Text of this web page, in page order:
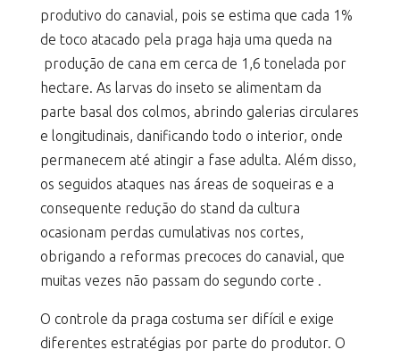
produtivo do canavial, pois se estima que cada 1%
de toco atacado pela praga haja uma queda na
produção de cana em cerca de 1,6 tonelada por
hectare. As larvas do inseto se alimentam da
parte basal dos colmos, abrindo galerias circulares
e longitudinais, danificando todo o interior, onde
permanecem até atingir a fase adulta. Além disso,
os seguidos ataques nas áreas de soqueiras e a
consequente redução do stand da cultura
ocasionam perdas cumulativas nos cortes,
obrigando a reformas precoces do canavial, que
muitas vezes não passam do segundo corte .
O controle da praga costuma ser difícil e exige
diferentes estratégias por parte do produtor. O